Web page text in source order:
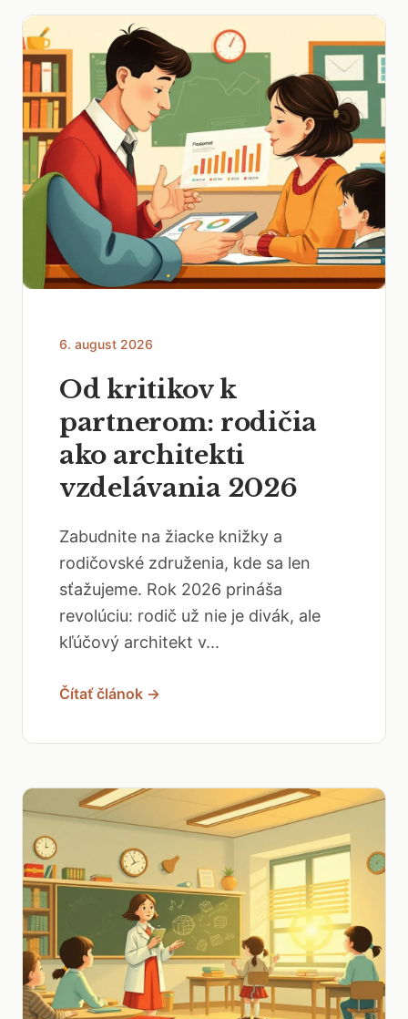
6. august 2026
Od kritikov k
partnerom: rodičia
ako architekti
vzdelávania 2026
Zabudnite na žiacke knižky a
rodičovské združenia, kde sa len
sťažujeme. Rok 2026 prináša
revolúciu: rodič už nie je divák, ale
kľúčový architekt v...
Čítať článok →